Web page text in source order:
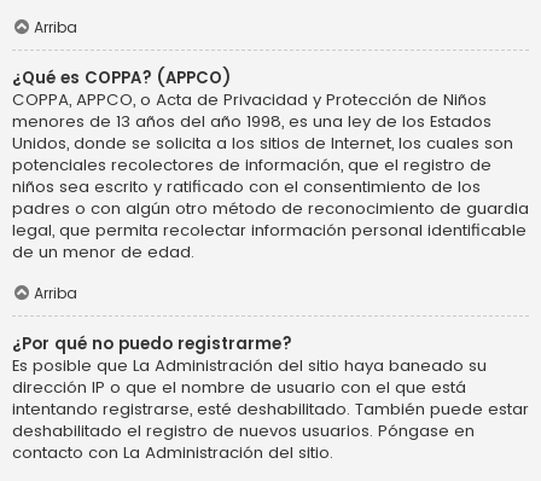
Arriba
¿Qué es COPPA? (APPCO)
COPPA, APPCO, o Acta de Privacidad y Protección de Niños
menores de 13 años del año 1998, es una ley de los Estados
Unidos, donde se solicita a los sitios de Internet, los cuales son
potenciales recolectores de información, que el registro de
niños sea escrito y ratificado con el consentimiento de los
padres o con algún otro método de reconocimiento de guardia
legal, que permita recolectar información personal identificable
de un menor de edad.
Arriba
¿Por qué no puedo registrarme?
Es posible que La Administración del sitio haya baneado su
dirección IP o que el nombre de usuario con el que está
intentando registrarse, esté deshabilitado. También puede estar
deshabilitado el registro de nuevos usuarios. Póngase en
contacto con La Administración del sitio.